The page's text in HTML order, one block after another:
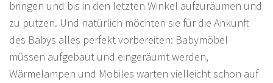
bringen und bis in den letzten Winkel aufzuräumen und
zu putzen. Und natürlich möchten sie für die Ankunft
des Babys alles perfekt vorbereiten: Babymöbel
müssen aufgebaut und eingeräumt werden,
Wärmelampen und Mobiles warten vielleicht schon auf